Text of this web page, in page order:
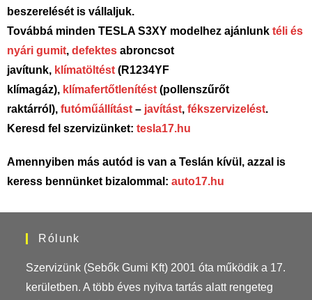
beszerelését is vállaljuk.
Továbbá minden TESLA S3XY modelhez ajánlunk téli és
nyári gumit, defektes abroncsot
javítunk, klímatöltést (R1234YF
klímagáz), klímafertőtlenítést (pollenszűrőt
raktárról), futóműállítást – javítást, fékszervizelést.
Keresd fel szervizünket: tesla17.hu
Amennyiben más autód is van a Teslán kívül, azzal is
keress bennünket bizalommal: auto17.hu
Rólunk
Szervizünk (Sebők Gumi Kft) 2001 óta működik a 17.
kerületben. A több éves nyitva tartás alatt rengeteg